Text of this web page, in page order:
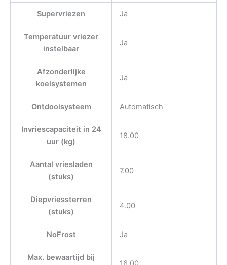
Supervriezen Ja
Temperatuur vriezer
instelbaar
Ja
Afzonderlijke
koelsystemen
Ja
Ontdooisysteem Automatisch
Invriescapaciteit in 24
uur (kg)
18.00
Aantal vriesladen
(stuks)
7.00
Diepvriessterren
(stuks)
4.00
NoFrost Ja
Max. bewaartijd bij